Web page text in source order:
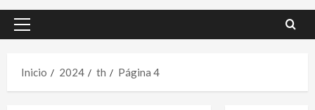
Menú
Inicio
2024 th Página 4